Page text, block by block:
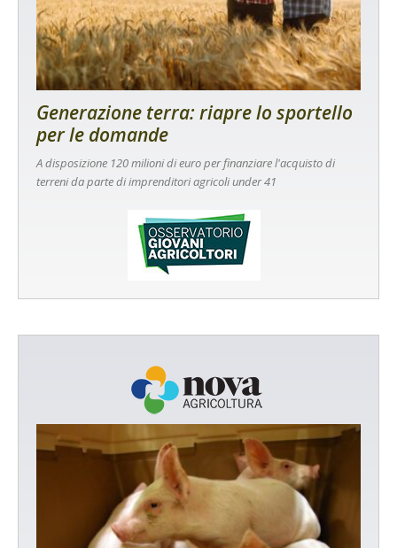
Generazione terra: riapre lo sportello
per le domande
A disposizione 120 milioni di euro per finanziare l'acquisto di
terreni da parte di imprenditori agricoli under 41